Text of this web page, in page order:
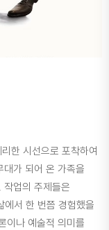
한 시선으로 포착하여
대가 되어 온 가족을
작업의 주제들은
에서 한 번쯤 경험했을
이나 예술적 의미를